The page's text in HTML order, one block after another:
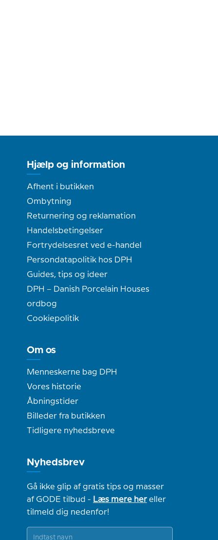
Hjælp og information
Afhent i butikken
Ombytning
Returnering og reklamation
Handelsbetingelser
Fortrydelsesret ved e-handel
Persondatapolitik hos DPH
Guides, tips og ideer
DPH – Danish Porcelain Houses
ordbog
Cookiepolitik
Om os
Menneskerne bag DPH
Vores historie
Åbningstider
Billeder fra butikken
Tidligere nyhedsbreve
Nyhedsbrev
Gå ikke glip af gratis tips og masser
af GODE tilbud - Læs mere hereller
tilmeld dig nedenfor!